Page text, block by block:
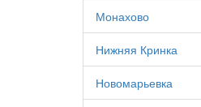
Монахово
Нижняя Кринка
Новомарьевка